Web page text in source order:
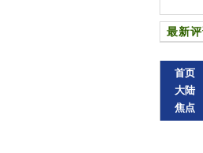
最新
首页
大陆
焦点